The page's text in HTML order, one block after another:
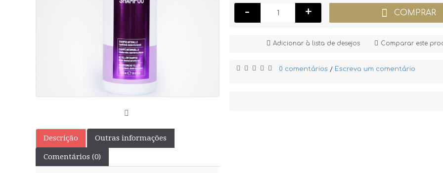
Descrição Outras informações
Comentários (0)
- + COMPRAR
Adicionar à lista de desejos Comparar este
0 comentários / Escreva um comentário